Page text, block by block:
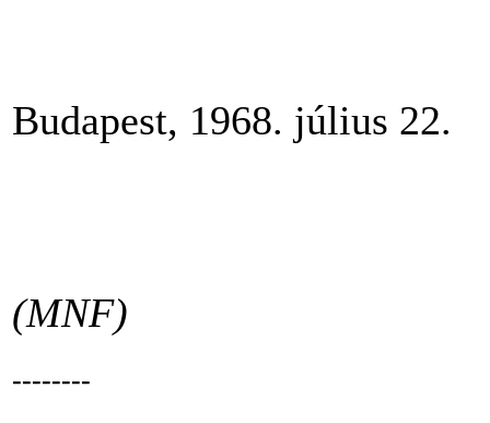
Budapest, 1968.
(MNF)
--------